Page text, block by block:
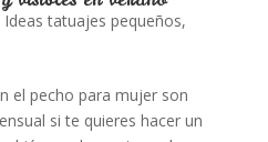
Ideas tatuajes pequeños,
el pecho para mujer son
si te quieres hacer un